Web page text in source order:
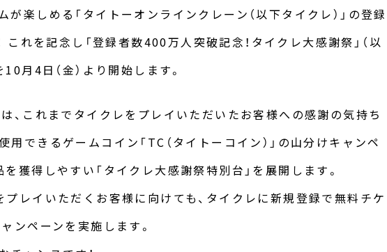
楽しめる「タイトーオンラインクレーン（以下タイクレ）」の登録
れを記念し「登録者数400万人突破記念！タイクレ大感謝祭」（以
月4日（金）より開始します。
は、これまでタイクレをプレイいただいたお客様への感謝の気持ち
できるゲームコイン「TC（タイトーコイン）」の山分けキャンペ
獲得しやすい「タイクレ大感謝祭特別台」を展開します。
プレイいただくお客様に向けても、タイクレに新規登録で無料チケ
ンペーンを実施します。